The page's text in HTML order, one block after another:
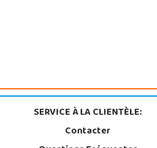
SERVICE À LA CLIENTÈLE:
Contacter